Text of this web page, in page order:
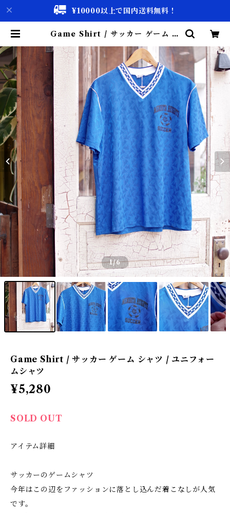
¥10000以上で国内送料無料！
Game Shirt / サッカー ゲーム シ
仙台 biscco【古着 & Vintage 通
1/6
Game Shirt / サッカー ゲーム シャツ / ユニフォー
ムシャツ
¥5,280
SOLD OUT
アイテム詳細
サッカーのゲームシャツ
今年はこの辺をファッションに落とし込んだ着こなしが人気
です。